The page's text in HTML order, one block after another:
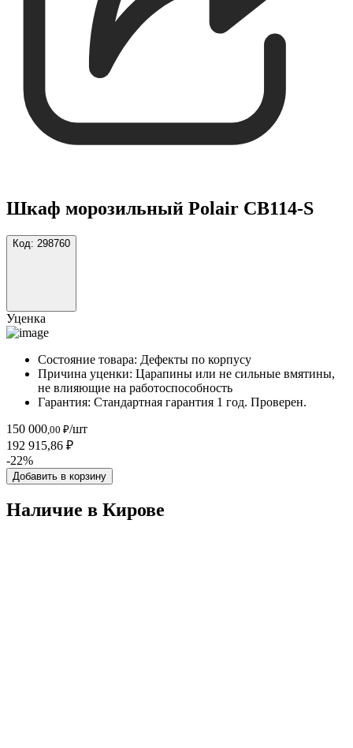
Шкаф морозильный Polair CB114-S
Код: 298760
Уценка
Состояние товара: Дефекты по корпусу
Причина уценки: Царапины или не сильные вмятины,
не влияющие на работоспособность
Гарантия: Стандартная гарантия 1 год. Проверен.
150 000 ,00 ₽/шт
192 915,86 ₽
-22%
Добавить в корзину
Наличие в Кировe